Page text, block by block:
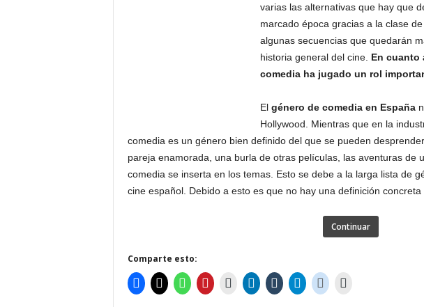
varias las alternativas que hay que
marcado época gracias a la clase
algunas secuencias que quedarán
historia general del cine. En cuanto
comedia ha jugado un rol
El género de comedia en España
Hollywood. Mientras que en la
comedia es un género bien definido del que se pueden
pareja enamorada, una burla de otras películas, las aventuras de
comedia se inserta en los temas. Esto se debe a la larga lista de
cine español. Debido a esto es que no hay una definición
Continuar
Comparte esto: